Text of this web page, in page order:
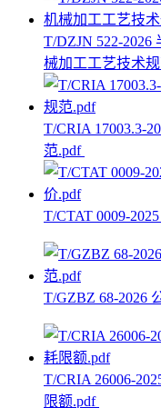
T/DZJN 522-
械加工工艺技术
T/CRIA 17003.3-
范.pdf
T/CTAT 0009-
T/GZBZ 68-2026
T/CRIA 26006-
限额.pdf